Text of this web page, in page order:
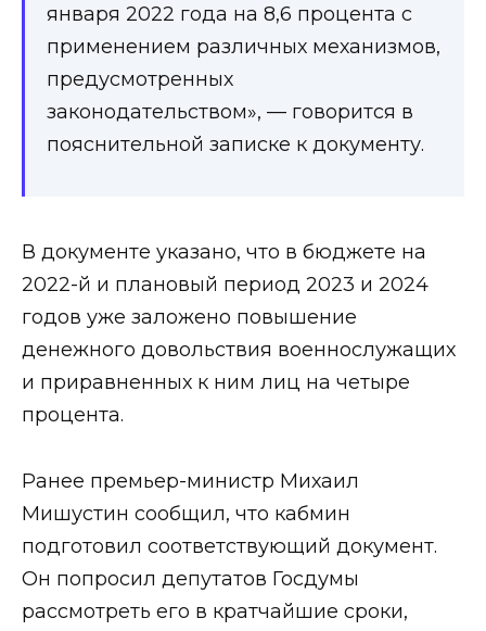
января 2022 года на 8,6 процента с
применением различных механизмов,
предусмотренных
законодательством», — говорится в
пояснительной записке к документу.
В документе указано, что в бюджете на
2022-й и плановый период 2023 и 2024
годов уже заложено повышение
денежного довольствия военнослужащих
и приравненных к ним лиц на четыре
процента.
Ранее премьер-министр Михаил
Мишустин сообщил, что кабмин
подготовил соответствующий документ.
Он попросил депутатов Госдумы
рассмотреть его в кратчайшие сроки,